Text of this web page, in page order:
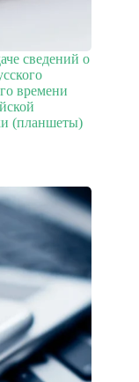
сведений о
времени
(планшеты)